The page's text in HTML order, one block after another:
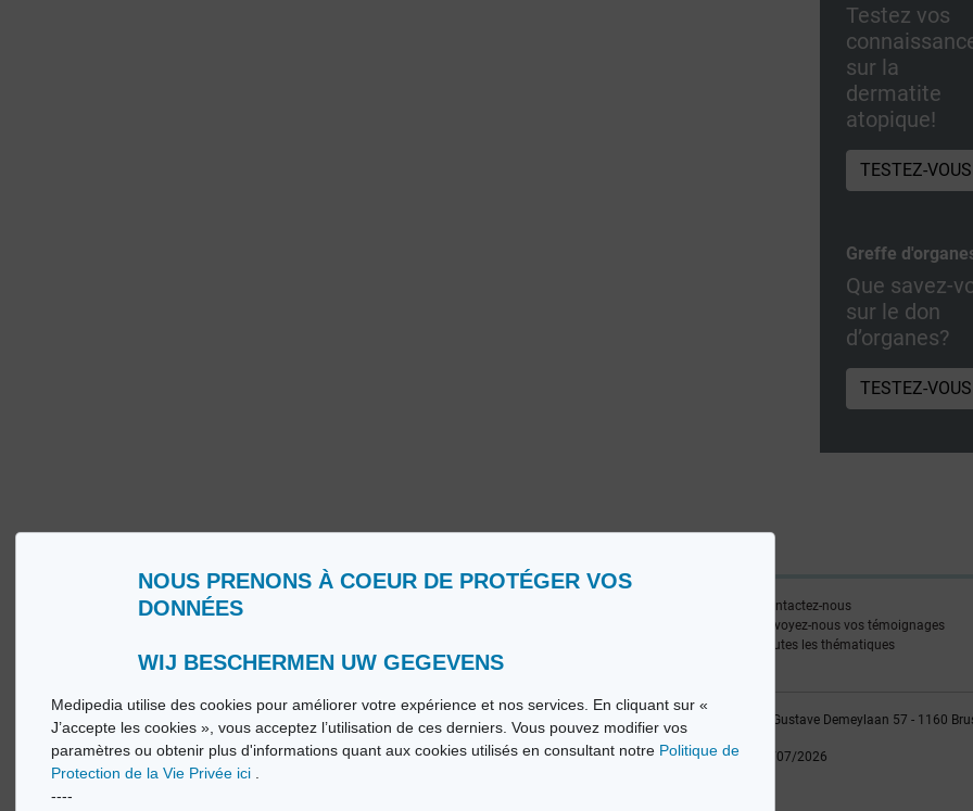
NOUS PRENONS À COEUR DE PROTÉGER VOS
DONNÉES
WIJ BESCHERMEN UW GEGEVENS
Medipedia utilise des cookies pour améliorer votre expérience et nos services. En cliquant sur «
J’accepte les cookies », vous acceptez l’utilisation de ces derniers. Vous pouvez modifier vos
paramètres ou obtenir plus d'informations quant aux cookies utilisés en consultant notre Politique de
Protection de la Vie Privée ici .
----
Testez vos
sur la
dermatite
atopique!
TESTEZ-VOUS
Greffe
Que savez-
sur le don
d’organes?
TESTEZ-VOUS
Qui sommes nous ?
Contactez-nous
Envoyez-nous vos témoignages
Toutes les thématiques
© Vivio sa, 2014-2026 - Tous droits réservés | Avenue Gustave Demeylaan 57 - 1160
Dernière mise à jour: 22/07/2026